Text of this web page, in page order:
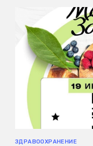
ЗДРАВООХРАНЕНИЕ